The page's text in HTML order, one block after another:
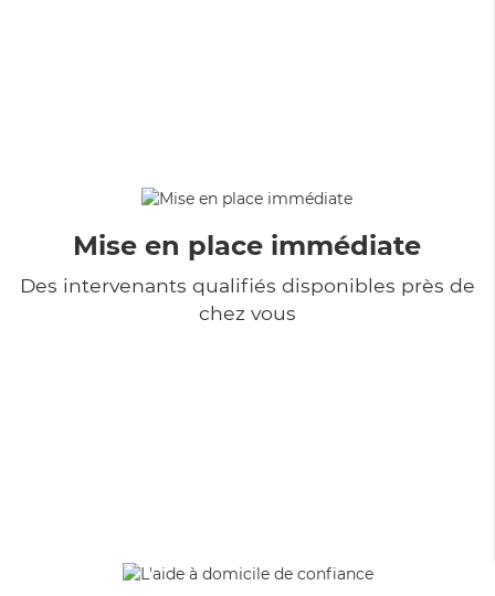
Mise en place immédiate
Des intervenants qualifiés disponibles près de
chez vous